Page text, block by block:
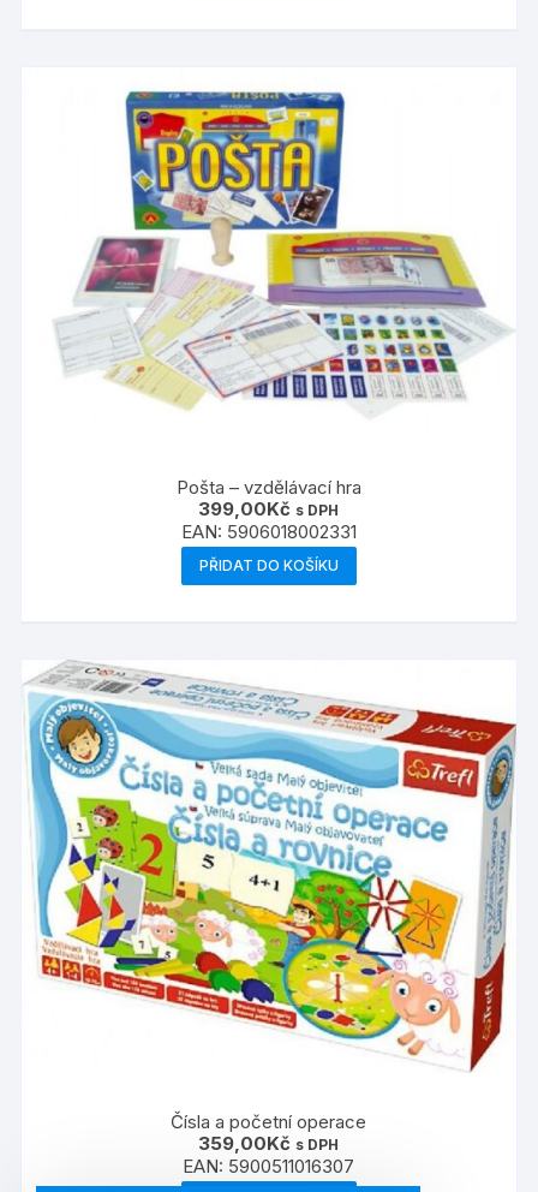
Pošta – vzdělávací hra
399,00Kč s DPH
EAN: 5906018002331
PŘIDAT DO KOŠÍKU
Čísla a početní operace
359,00Kč s DPH
EAN: 5900511016307